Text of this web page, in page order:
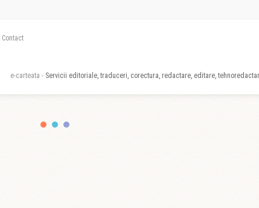
Contact
e-carteata - Servicii editoriale, traduceri, corectura, redactare, editare,